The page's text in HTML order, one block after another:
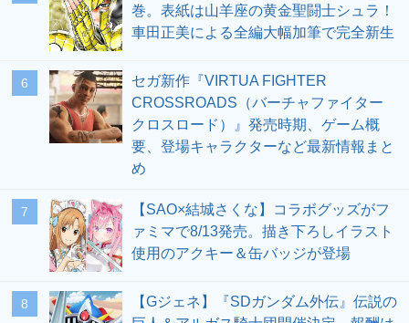
巻。表紙は山羊座の黄金聖闘士シュラ！
車田正美による全編大幅加筆で完全新生
6
セガ新作『VIRTUA FIGHTER
CROSSROADS（バーチャファイター
クロスロード）』発売時期、ゲーム概
要、登場キャラクターなど最新情報まと
め
7
【SAO×結城さくな】コラボグッズがフ
ァミマで8/13発売。描き下ろしイラスト
使用のアクキー＆缶バッジが登場
8
【Gジェネ】『SDガンダム外伝』伝説の